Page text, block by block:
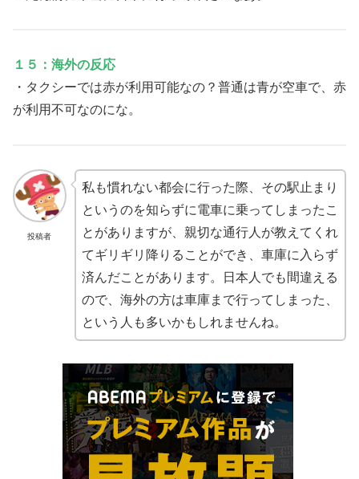
１５：海外の反応
・タクシーでは赤が利用可能なの？普通は青が空車で、赤
が利用不可なのにな。
投稿者
私も慣れない都会に行った際、その駅止まり
というのを知らずに電車に乗ってしまったこ
とがありますが、親切な通行人が教えてくれ
てギリギリ降りることができ、車庫に入らず
済んだことがあります。日本人でも間違える
ので、海外の方は車庫まで行ってしまった、
という人も多いかもしれませんね。